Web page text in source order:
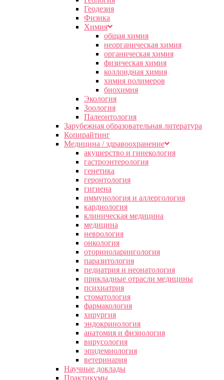
Геодезия
Физика
Химия
общая химия
неорганическая химия
органическая химия
физическая химия
коллоидная химия
химия полимеров
биохимия
Экология
Зоология
Палеонтология
Зарубежная образовательная литература
Копирайтинг
Медицина / здравоохранение
акушерство и гинекология
гастроэнтерология
генетика
геронтология
гигиена
иммунология и аллергология
кардиология
клиническая медицина
медицина
неврология
онкология
оториноларингология
паразитология
педиатрия и неонатология
прикладные отрасли медицины
психиатрия
стоматология
фармакология
хирургия
эндокринология
анатомия и физиология
вирусология
эпидемиология
ветеринария
Научные доклады
Практикумы